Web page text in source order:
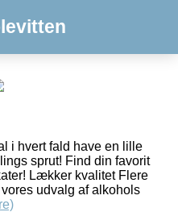
i hvert fald have en lille
sprut! Find din favorit
Lækker kvalitet Flere
udvalg af alkohols